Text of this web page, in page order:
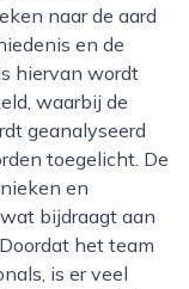
naar de aard
en de
hiervan wordt
waarbij de
geanalyseerd
toegelicht. De
en
bijdraagt aan
het team
is er veel